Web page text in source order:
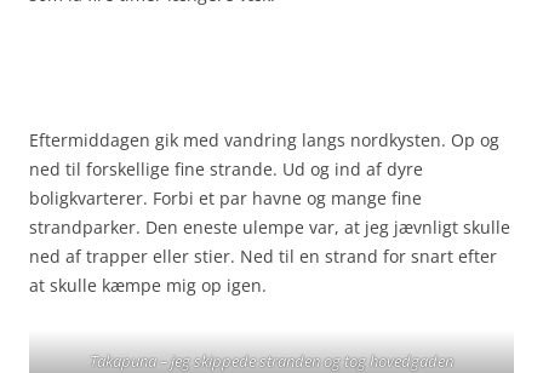
Eftermiddagen gik med vandring langs nordkysten. Op og
ned til forskellige fine strande. Ud og ind af dyre
boligkvarterer. Forbi et par havne og mange fine
strandparker. Den eneste ulempe var, at jeg jævnligt skulle
ned af trapper eller stier. Ned til en strand for snart efter
at skulle kæmpe mig op igen.
Takapuna – jeg skippede stranden og tog hovedgaden